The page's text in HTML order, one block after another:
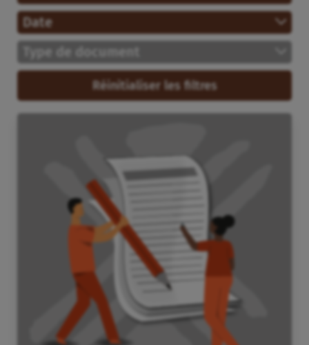
Date
Type de document
Réinitialiser les filtres